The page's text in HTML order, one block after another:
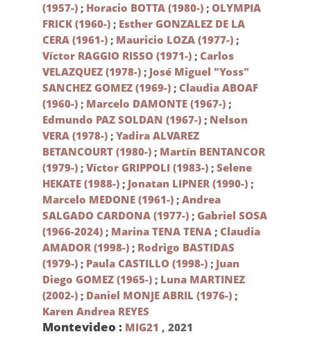
(1957-); Horacio BOTTA (1980-); OLYMPIA
FRICK (1960-); Esther GONZALEZ DE LA
CERA (1961-); Mauricio LOZA (1977-);
Víctor RAGGIO RISSO (1971-); Carlos
VELAZQUEZ (1978-); José Miguel "Yoss"
SANCHEZ GOMEZ (1969-); Claudia ABOAF
(1960-); Marcelo DAMONTE (1967-);
Edmundo PAZ SOLDAN (1967-); Nelson
VERA (1978-); Yadira ALVAREZ
BETANCOURT (1980-); Martín BENTANCOR
(1979-); Víctor GRIPPOLI (1983-); Selene
HEKATE (1988-); Jonatan LIPNER (1990-);
Marcelo MEDONE (1961-); Andrea
SALGADO CARDONA (1977-); Gabriel SOSA
(1966-2024); Marina TENA TENA; Claudia
AMADOR (1998-); Rodrigo BASTIDAS
(1979-); Paula CASTILLO (1998-); Juan
Diego GOMEZ (1965-); Luna MARTINEZ
(2002-); Daniel MONJE ABRIL (1976-);
Karen Andrea REYES
Montevideo : MIG21 , 2021